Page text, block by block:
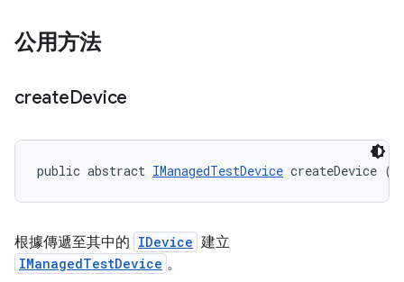
公用方法
createDevice
public abstract IManagedTestDevice createDevice (
根據傳遞至其中的 IDevice 建立
IManagedTestDevice 。